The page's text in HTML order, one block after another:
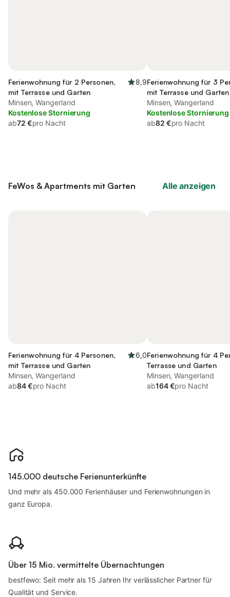
Ferienwohnung für 2 Personen,
mit Terrasse und Garten
8,9
Minsen, Wangerland
Kostenlose Stornierung
ab72 €pro Nacht
Ferienwohnung für 3
mit Terrasse und Garten
Minsen, Wangerland
Kostenlose Stornierung
ab82 €pro Nacht
FeWos & Apartments mit Garten Alle anzeigen
Ferienwohnung für 4 Personen,
mit Terrasse und Garten
6,0
Minsen, Wangerland
ab84 €pro Nacht
Ferienwohnung für 4
Terrasse und Garten
Minsen, Wangerland
ab164 €pro Nacht
145.000 deutsche Ferienunterkünfte
Und mehr als 450.000 Ferienhäuser und Ferienwohnungen in
ganz Europa.
Über 15 Mio. vermittelte Übernachtungen
bestfewo: Seit mehr als 15 Jahren Ihr verlässlicher Partner für
Qualität und Service.